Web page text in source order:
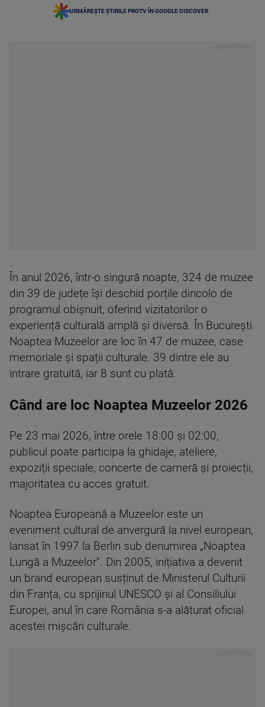
URMĂREȘTE ȘTIRILE PROTV ÎN GOOGLE DISCOVER
În anul 2026, într-o singură noapte, 324 de muzee
din 39 de județe își deschid porțile dincolo de
programul obișnuit, oferind vizitatorilor o
experiență culturală amplă și diversă. În București
Noaptea Muzeelor are loc în 47 de muzee, case
memoriale și spații culturale. 39 dintre ele au
intrare gratuită, iar 8 sunt cu plată.
Când are loc Noaptea Muzeelor 2026
Pe 23 mai 2026, între orele 18:00 și 02:00,
publicul poate participa la ghidaje, ateliere,
expoziții speciale, concerte de cameră și proiecții,
majoritatea cu acces gratuit.
Noaptea Europeană a Muzeelor este un
eveniment cultural de anvergură la nivel european,
lansat în 1997 la Berlin sub denumirea „Noaptea
Lungă a Muzeelor”. Din 2005, inițiativa a devenit
un brand european susținut de Ministerul Culturii
din Franța, cu sprijinul UNESCO și al Consiliului
Europei, anul în care România s-a alăturat oficial
acestei mișcări culturale.